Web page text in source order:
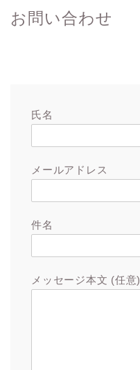
お問い合わせ
氏名
メールアドレス
件名
メッセージ本文 (任意)